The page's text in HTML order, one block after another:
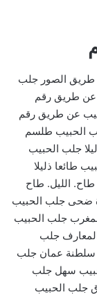
طريق الصور جلب
عن طريق رقم
عن طريق رقم
الحبيب طلسم
جلب الحبيب
طائعا ذليلا
الليل. طاح
ضحى جلب الحبيب
جلب الحبيب
جلب
سلطنة عمان جلب
سهل جلب
جلب الحبيب